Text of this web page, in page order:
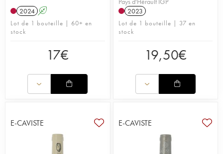
2024 A
Lot de 1 bouteille | 60+ en
stock
17€
2023
Lot de 1 bouteille | 37 en
stock
19,50€
E-CAVISTE E-CAVISTE